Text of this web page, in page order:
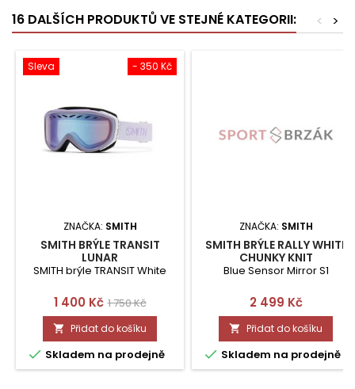
16 DALŠÍCH PRODUKTŮ VE STEJNÉ KATEGORII: >
<
- 350 Kč
Sleva
ZNAČKA: SMITH
SMITH BRÝLE TRANSIT
LUNAR
SMITH brýle TRANSIT White
Cena
1 400 Kč Běžná
cena
1 750 Kč
 Přidat do košíku
 Skladem na prodejně
ZNAČKA: SMITH
SMITH BRÝLE RALLY WHITE
CHUNKY KNIT
Blue Sensor Mirror S1
Cena
2 499 Kč
 Přidat do košíku
 Skladem na prodejně